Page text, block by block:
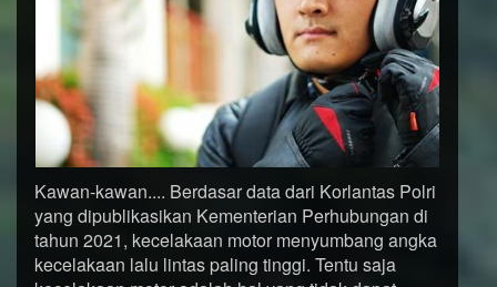
Kawan-kawan.... Berdasar data dari Korlantas Polri
yang dipublikasikan Kementerian Perhubungan di
tahun 2021, kecelakaan motor menyumbang angka
kecelakaan lalu lintas paling tinggi. Tentu saja